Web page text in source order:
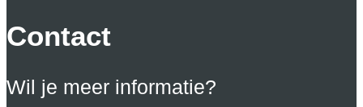
Contact
Wil je meer informatie?